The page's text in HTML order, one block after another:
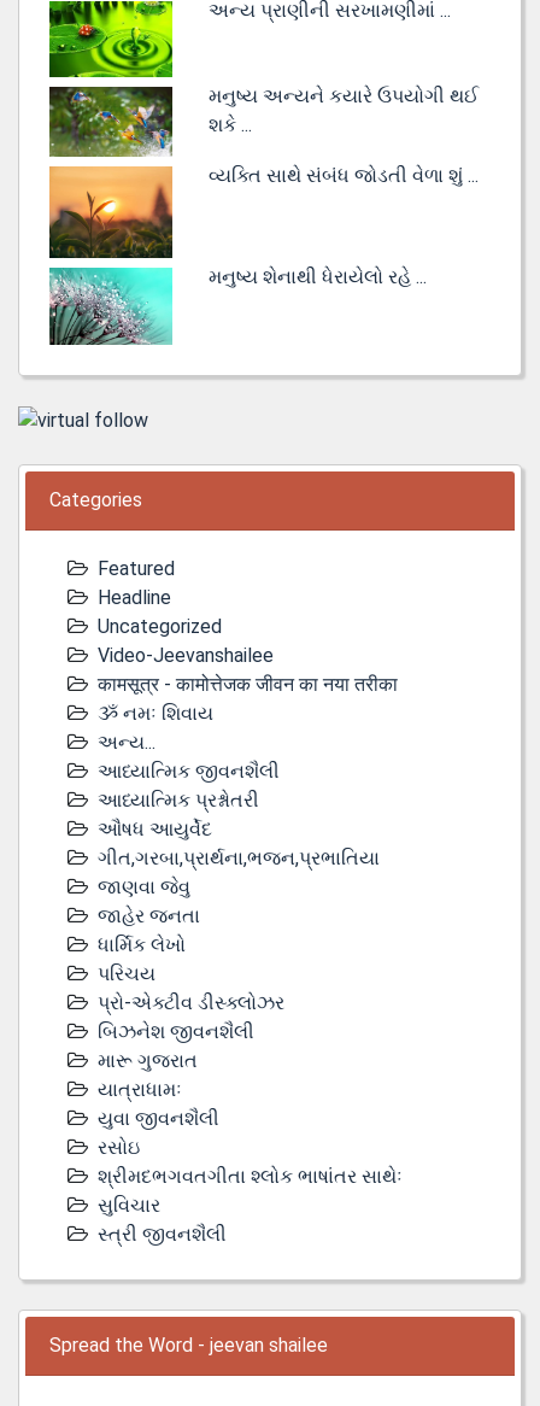
અન્ય પ્રાણીની સરખામણીમાં ...
મનુષ્ય અન્યને કયારે ઉપયોગી થઈ
શકે ...
વ્યક્તિ સાથે સંબંધ જોડતી વેળા શું ...
મનુષ્ય શેનાથી ધેરાયેલો રહે ...
Categories
Featured
Headline
Uncategorized
Video-Jeevanshailee
कामसूत्र - कामोत्तेजक जीवन का नया तरीका
ૐ નમઃ શિવાય
અન્ય...
આધ્યાત્મિક જીવનશૈલી
આધ્યાત્મિક પ્રશ્નોતરી
ઔષધ આયુર્વેદ
ગીત,ગરબા,પ્રાર્થના,ભજન,પ્રભાતિયા
જાણવા જેવુ
જાહેર જનતા
ધાર્મિક લેખો
પરિચય
પ્રો-એક્ટીવ ડીસ્‍ક્લોઝર
બિઝનેશ જીવનશૈલી
મારૂ ગુજરાત
યાત્રાધામઃ
યુવા જીવનશૈલી
રસોઇ
શ્રીમદભગવતગીતા શ્લોક ભાષાંતર સાથેઃ
સુવિચાર
સ્ત્રી જીવનશૈલી
Spread the Word - jeevan shailee